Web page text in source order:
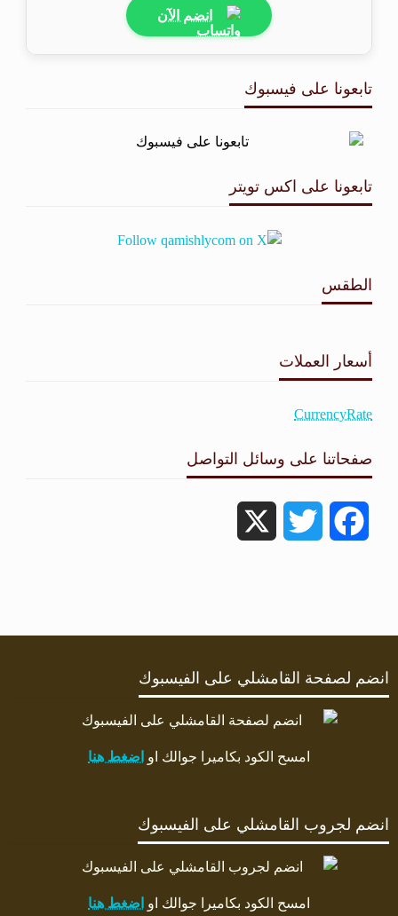
انضم الآن
تابعونا على فيسبوك
تابعونا على اكس تويتر
الطقس
أسعار العملات
CurrencyRate
صفحاتنا على وسائل التواصل
Facebook
Twitter
انضم لصفحة القامشلي على الفيسبوك
امسح الكود بكاميرا جوالك او اضغط هنا
انضم لجروب القامشلي على الفيسبوك
امسح الكود بكاميرا جوالك او اضغط هنا